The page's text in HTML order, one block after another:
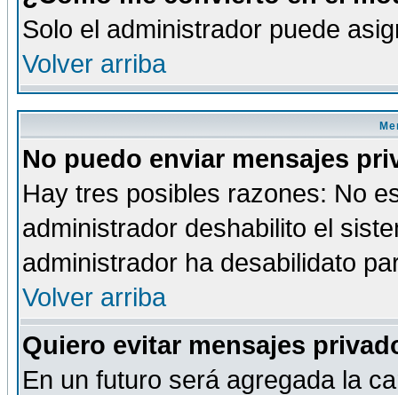
Solo el administrador puede
Volver arriba
No puedo enviar mensajes
Hay tres posibles razones: No
administrador deshabilito el
administrador ha desabilidato
Volver arriba
Quiero evitar mensajes
En un futuro será agregada la